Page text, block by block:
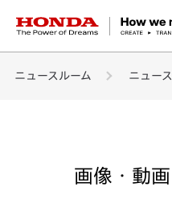
HONDA The Power of
ニュースルーム ニュー
画像・動